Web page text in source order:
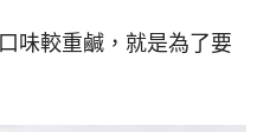
味較重鹹，就是為了要